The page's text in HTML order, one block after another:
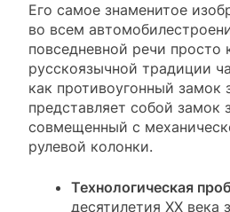
Его самое знаменитое
во всем
повседневной речи просто
русскоязычной традиции
как противоугонный замок
представляет собой замок
совмещенный с
рулевой колонки.
Технологическая
десятилетия XX века